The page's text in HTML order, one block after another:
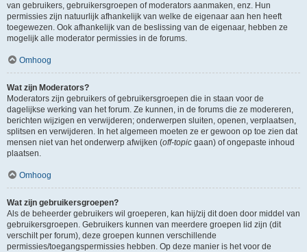
van gebruikers, gebruikersgroepen of moderators aanmaken, enz. Hun
permissies zijn natuurlijk afhankelijk van welke de eigenaar aan hen heeft
toegewezen. Ook afhankelijk van de beslissing van de eigenaar, hebben ze
mogelijk alle moderator permissies in de forums.
Omhoog
Wat zijn Moderators?
Moderators zijn gebruikers of gebruikersgroepen die in staan voor de
dagelijkse werking van het forum. Ze kunnen, in de forums die ze modereren,
berichten wijzigen en verwijderen; onderwerpen sluiten, openen, verplaatsen,
splitsen en verwijderen. In het algemeen moeten ze er gewoon op toe zien dat
mensen niet van het onderwerp afwijken (off-topic gaan) of ongepaste inhoud
plaatsen.
Omhoog
Wat zijn gebruikersgroepen?
Als de beheerder gebruikers wil groeperen, kan hij/zij dit doen door middel van
gebruikersgroepen. Gebruikers kunnen van meerdere groepen lid zijn (dit
verschilt per forum), deze groepen kunnen verschillende
permissies/toegangspermissies hebben. Op deze manier is het voor de